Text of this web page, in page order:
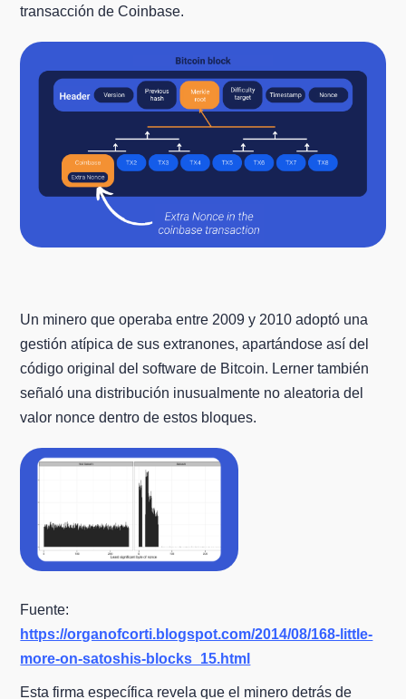
transacción de Coinbase.
Un minero que operaba entre 2009 y 2010 adoptó una
gestión atípica de sus extranones, apartándose así del
código original del software de Bitcoin. Lerner también
señaló una distribución inusualmente no aleatoria del
valor nonce dentro de estos bloques.
Fuente:
https://organofcorti.blogspot.com/2014/08/168-little-
more-on-satoshis-blocks_15.html
Esta firma específica revela que el minero detrás de